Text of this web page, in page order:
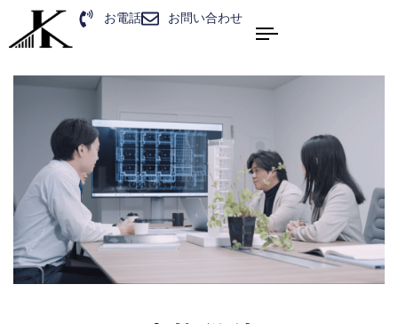
お電話 お問い合わせ